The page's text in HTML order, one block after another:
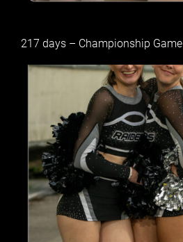
217 days – Championship Game